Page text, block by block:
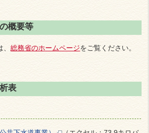
概要等
、総務省のホームページをご覧ください。
表